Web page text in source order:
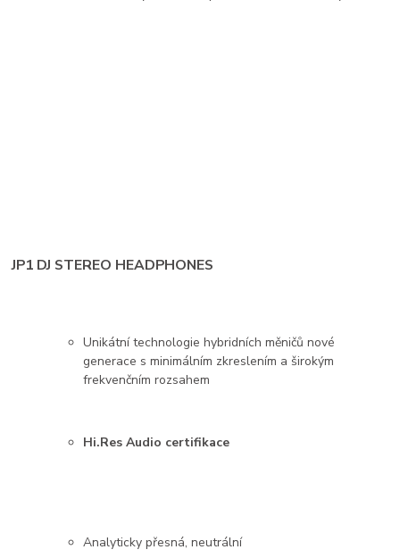
JP1 DJ STEREO HEADPHONES
Unikátní technologie hybridních měničů nové
generace s minimálním zkreslením a širokým
frekvenčním rozsahem
Hi.Res Audio certifikace
Analyticky přesná, neutrální